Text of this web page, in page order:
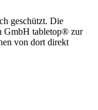
geschützt. Die
GmbH tabletop® zur
von dort direkt